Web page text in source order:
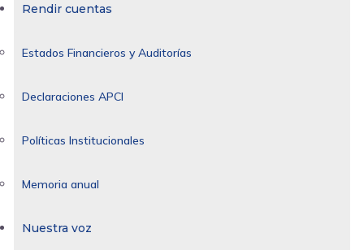
Rendir cuentas
Estados Financieros y Auditorías
Declaraciones APCI
Políticas Institucionales
Memoria anual
Nuestra voz